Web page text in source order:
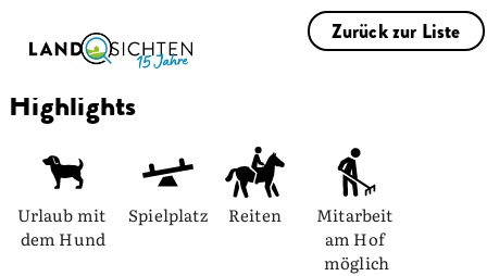
Zurück zur Liste
Highlights
Urlaub mit
dem Hund
Spielplatz Reiten
Mitarbeit
am Hof
möglich